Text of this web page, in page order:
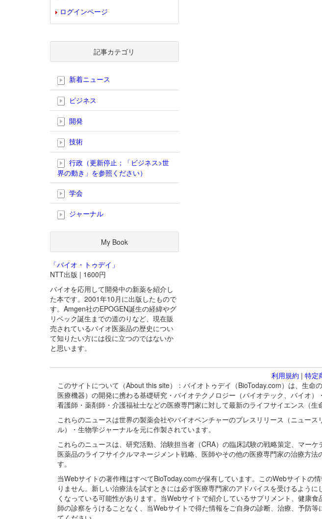
ログインページ
記事カテゴリ
新着ニュース
ビジネス
開発
技術
行政（更新停止；「ビジネス>世
界の動き」を参照ください）
学会
ジャーナル
My Book
「バイオ・トゥデイ」
NTT出版 | 1600円
バイオを応用して開発中の新薬を紹介し
た本です。2001年10月に出版したもので
す。Amgen社のEPOGEN誕生の経緯やグ
リベック誕生までの道のりなど、現在販
売されているバイオ医薬品の歴史につい
て知りたい方には役に立つのではないか
と思います。
利用規約 | 特定
このサイトについて（About this site）：バイオトゥデイ（BioToday.com）は、生命
医療機器）の開発に携わる基礎研究・バイオテクノロジー（バイオテック、バイオ
看護師・薬剤師・介護福祉士などの医療専門家に対して最新のライフサイエンス（生
これらのニュースは世界の製薬会社やバイオベンチャーのプレスリリース（ニュー
ル）・生物学ジャーナルを元に作製されています。
これらのニュースは、研究活動、治験担当者（CRA）の臨床試験の戦略策定、マー
医薬品のライフサイクルマネージメント戦略、医師やその他の医療専門家の治療方
す。
当Webサイトの著作権はすべてBioToday.comが保有しています。このWebサイト
りません。新しい治療法を試すときには必ず医療専門家のアドバイスを受けるよう
くなっている可能性があります。当Webサイトで紹介しているサプリメント、健康
師の診察をうけることなく、当Webサイトで得た情報をご自身の診断、治療、予防